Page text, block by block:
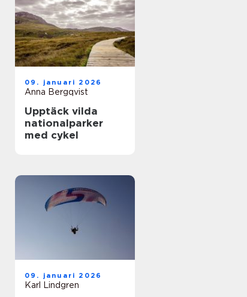
09. januari 2026
Anna Bergqvist
Upptäck vilda
nationalparker
med cykel
09. januari 2026
Karl Lindgren